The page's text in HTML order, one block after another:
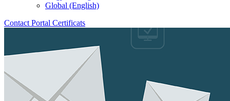
Global (English)
Contact Portal Certificats